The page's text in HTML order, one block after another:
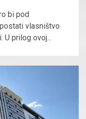
bi pod
vlasništvo
U prilog ovoj...